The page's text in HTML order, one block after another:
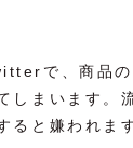
で、商品の
しまいます。
ると嫌われま